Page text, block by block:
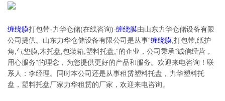
缠绕膜打包带-力华仓储(在线咨询)-缠绕膜由山东力华仓储设备有限
公司提供。山东力华仓储设备有限公司是从事“缠绕膜 ,打包带,纸护
角,气垫膜,木托盘,包装箱,塑料托盘,”的企业，公司秉承“诚信经营，
用心服务”的理念，为您提供更好的产品和服务。欢迎来电咨询！联
系人：李经理。同时本公司还是从事租赁塑料托盘，力华塑料托
盘，塑料托盘厂家力华租赁的厂家，欢迎来电咨询。